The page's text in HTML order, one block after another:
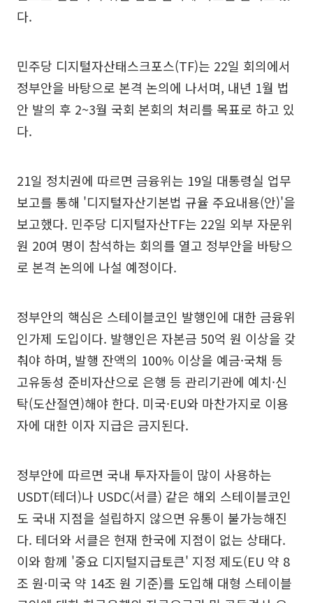
다.
민주당 디지털자산태스크포스(TF)는 22일 회의에서
정부안을 바탕으로 본격 논의에 나서며, 내년 1월 법
안 발의 후 2~3월 국회 본회의 처리를 목표로 하고 있
다.
21일 정치권에 따르면 금융위는 19일 대통령실 업무
보고를 통해 '디지털자산기본법 규율 주요내용(안)'을
보고했다. 민주당 디지털자산TF는 22일 외부 자문위
원 20여 명이 참석하는 회의를 열고 정부안을 바탕으
로 본격 논의에 나설 예정이다.
정부안의 핵심은 스테이블코인 발행인에 대한 금융위
인가제 도입이다. 발행인은 자본금 50억 원 이상을 갖
춰야 하며, 발행 잔액의 100% 이상을 예금·국채 등
고유동성 준비자산으로 은행 등 관리기관에 예치·신
탁(도산절연)해야 한다. 미국·EU와 마찬가지로 이용
자에 대한 이자 지급은 금지된다.
정부안에 따르면 국내 투자자들이 많이 사용하는
USDT(테더)나 USDC(서클) 같은 해외 스테이블코인
도 국내 지점을 설립하지 않으면 유통이 불가능해진
다. 테더와 서클은 현재 한국에 지점이 없는 상태다.
이와 함께 '중요 디지털지급토큰' 지정 제도(EU 약 8
조 원·미국 약 14조 원 기준)를 도입해 대형 스테이블